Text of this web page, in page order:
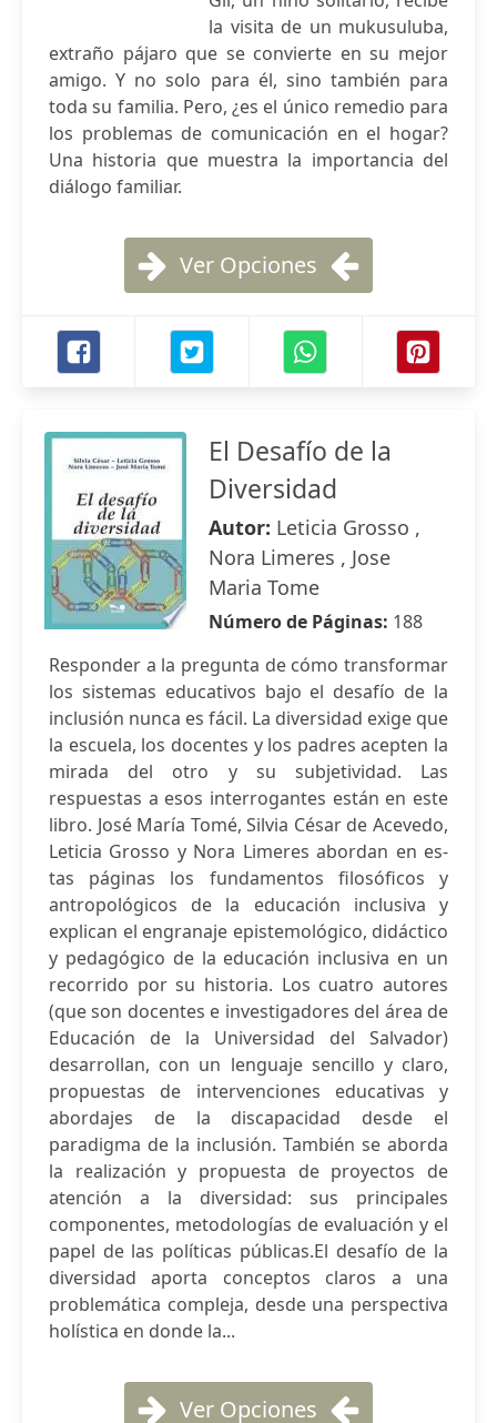
la visita de un mukusuluba,
extraño pájaro que se convierte en su mejor
amigo. Y no solo para él, sino también para
toda su familia. Pero, ¿es el único remedio para
los problemas de comunicación en el hogar?
Una historia que muestra la importancia del
diálogo familiar.
Ver Opciones
El Desafío de la
Diversidad
Autor: Leticia Grosso ,
Nora Limeres , Jose
Maria Tome
Número de Páginas: 188
Responder a la pregunta de cómo transformar
los sistemas educativos bajo el desafío de la
inclusión nunca es fácil. La diversidad exige que
la escuela, los docentes y los padres acepten la
mirada del otro y su subjetividad. Las
respuestas a esos interrogantes están en este
libro. José María Tomé, Silvia César de Acevedo,
Leticia Grosso y Nora Limeres abordan en es-
tas páginas los fundamentos filosóficos y
antropológicos de la educación inclusiva y
explican el engranaje epistemológico, didáctico
y pedagógico de la educación inclusiva en un
recorrido por su historia. Los cuatro autores
(que son docentes e investigadores del área de
Educación de la Universidad del Salvador)
desarrollan, con un lenguaje sencillo y claro,
propuestas de intervenciones educativas y
abordajes de la discapacidad desde el
paradigma de la inclusión. También se aborda
la realización y propuesta de proyectos de
atención a la diversidad: sus principales
componentes, metodologías de evaluación y el
papel de las políticas públicas.El desafío de la
diversidad aporta conceptos claros a una
problemática compleja, desde una perspectiva
holística en donde la...
Ver Opciones